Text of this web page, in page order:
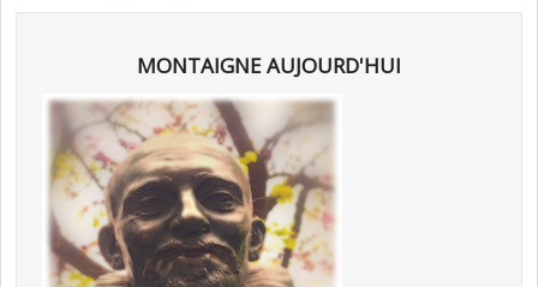
MONTAIGNE AUJOURD'HUI